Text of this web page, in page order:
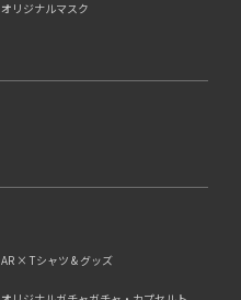
オリジナルマスク
AR × Tシャツ & グッズ